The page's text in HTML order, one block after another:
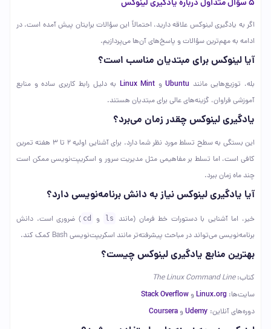
۵ سؤال متداول درباره یادگیری لینوکس
اگر به یادگیری لینوکس علاقه دارید، احتمالاً این سؤالات برایتان پیش آمده است. در
ادامه به مهم‌ترین سؤالات و پاسخ‌های آن‌ها می‌پردازیم.
آیا لینوکس برای مبتدیان مناسب است؟
بله، توزیع‌هایی مانند Ubuntuو Linux Mint به دلیل رابط کاربری ساده و منابع
آموزشی فراوان، گزینه‌های عالی برای مبتدیان هستند.
یادگیری لینوکس چقدر زمان می‌برد؟
این بستگی به سطح تسلط مورد نظر شما دارد. برای آشنایی اولیه ۲ تا ۳ هفته تمرین
کافی است، اما تسلط بر مفاهیمی مثل مدیریت سرور و اسکریپت‌نویسی ممکن است
چند ماه زمان ببرد.
آیا یادگیری لینوکس نیاز به دانش برنامه‌نویسی دارد؟
خیر، اما آشنایی با دستورات خط فرمان (مانند ls و cd ) ضروری است. دانش
برنامه‌نویسی می‌تواند در مباحث پیشرفته‌تر مانند اسکریپت‌نویسی Bash کمک کند.
بهترین منابع یادگیری لینوکس چیست؟
کتاب:The Linux Command Line
سایت‌ها: Linux.orgو Stack Overflow
دوره‌های آنلاین: Udemyو Coursera